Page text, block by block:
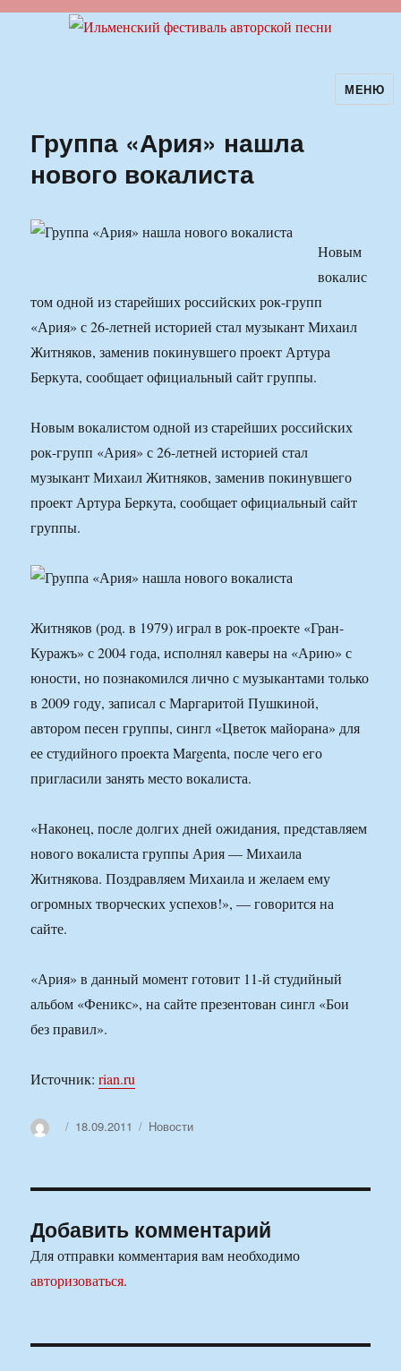
Ильменский фестиваль авторскойМЕНЮ
Группа «Ария» нашла
нового вокалиста
Новым
вокалис
том одной из старейших российских рок-групп
«Ария» с 26-летней историей стал музыкант Михаил
Житняков, заменив покинувшего проект Артура
Беркута, сообщает официальный сайт группы.
Новым вокалистом одной из старейших российских
рок-групп «Ария» с 26-летней историей стал
музыкант Михаил Житняков, заменив покинувшего
проект Артура Беркута, сообщает официальный сайт
группы.
Житняков (род. в 1979) играл в рок-проекте «Гран-
Куражъ» с 2004 года, исполнял каверы на «Арию» с
юности, но познакомился лично с музыкантами только
в 2009 году, записал с Маргаритой Пушкиной,
автором песен группы, сингл «Цветок майорана» для
ее студийного проекта Margenta, после чего его
пригласили занять место вокалиста.
«Наконец, после долгих дней ожидания, представляем
нового вокалиста группы Ария — Михаила
Житнякова. Поздравляем Михаила и желаем ему
огромных творческих успехов!», — говорится на
сайте.
«Ария» в данный момент готовит 11-й студийный
альбом «Феникс», на сайте презентован сингл «Бои
без правил».
Источник:rian.ru
АвторОпубликовано
18.09.2011 Рубрики
Новости
Добавить комментарий
Для отправки комментария вам необходимо
авторизоваться.